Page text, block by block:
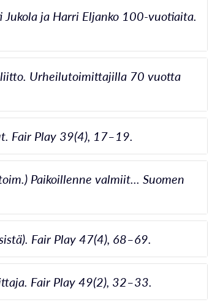
ja Harri Eljanko 100-vuotiaita.
Urheilutoimittajilla 70 vuotta
Fair Play 39(4), 17–19.
Paikoillenne valmiit... Suomen
Fair Play 47(4), 68–69.
Fair Play 49(2), 32–33.